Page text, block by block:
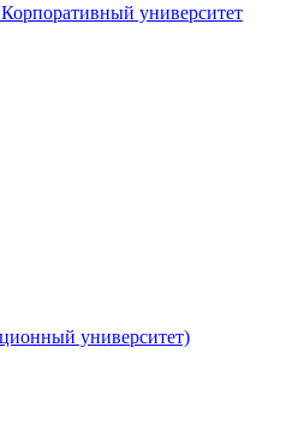
университет
университет)